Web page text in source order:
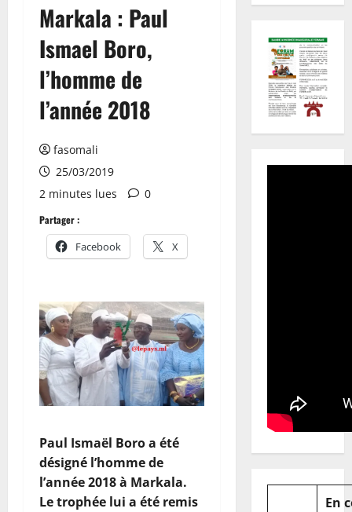
Markala : Paul
Ismael Boro,
l’homme de
l’année 2018
fasomali
25/03/2019
2 minutes lues
0
Partager :
Facebook X
Paul Ismaël Boro a été
désigné l’homme de
l’année 2018 à Markala.
Le trophée lui a été remis
En